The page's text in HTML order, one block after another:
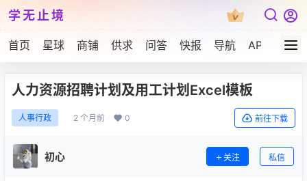
学无止境
首页 星球 商铺 供求 问答 快报 导航 APP下载
人力资源招聘计划及用工计划Excel模板
人事行政 2 个月前 0 前往下载
初心 关注 私信